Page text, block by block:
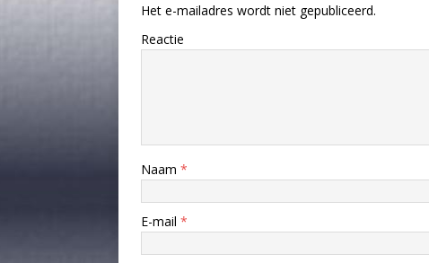
Het e-mailadres wordt niet gepubliceerd.
Reactie
Naam *
E-mail *